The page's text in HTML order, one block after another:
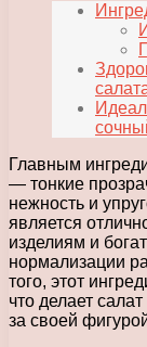
Главным
— тонкие
нежность и
является
изделиям и
нормализации
того, этот
что делает
за своей